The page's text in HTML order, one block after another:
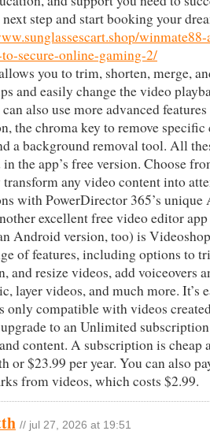
next step and start booking your
to-secure-online-gaming-2/
you to trim, shorten, merge,
and easily change the video
also use more advanced
the chroma key to remove
a background removal tool. All
the app’s free version. Choose
any video content into
with PowerDirector 365’s
excellent free video editor
Android version, too) is
of features, including options to
and resize videos, add voiceovers
layer videos, and much more. It’s
only compatible with videos
to an Unlimited
content. A subscription is cheap
or $23.99 per year. You can also
from videos, which costs $2.99.
// jul 27, 2026 at 19:51